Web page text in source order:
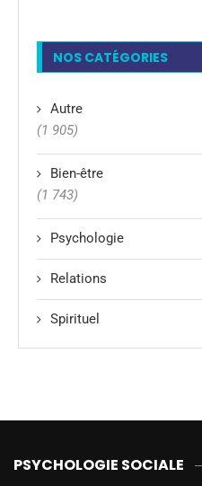
NOS CATÉGORIES
Autre
(1 905)
Bien-être
(1 743)
Psychologie
Relations
Spirituel
PSYCHOLOGIE SOCIALE